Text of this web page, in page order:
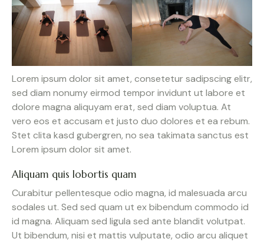
Lorem ipsum dolor sit amet, consetetur sadipscing elitr,
sed diam nonumy eirmod tempor invidunt ut labore et
dolore magna aliquyam erat, sed diam voluptua. At
vero eos et accusam et justo duo dolores et ea rebum.
Stet clita kasd gubergren, no sea takimata sanctus est
Lorem ipsum dolor sit amet.
Aliquam quis lobortis quam
Curabitur pellentesque odio magna, id malesuada arcu
sodales ut. Sed sed quam ut ex bibendum commodo id
id magna. Aliquam sed ligula sed ante blandit volutpat.
Ut bibendum, nisi et mattis vulputate, odio arcu aliquet